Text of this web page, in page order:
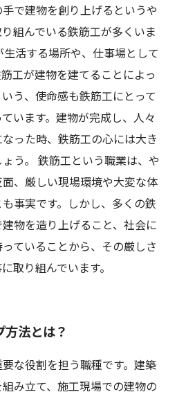
で建物を創り上げるというや
組んでいる鉄筋工が多くいま
活する場所や、仕事場として
工が建物を建てることによっ
う、使命感も鉄筋工にとって
います。建物が完成し、人々
った時、鉄筋工の心には大き
う。 鉄筋工という職業は、や
、厳しい現場環境や大変な体
事実です。しかし、多くの鉄
物を造り上げること、社会に
ていることから、その厳しさ
取り組んでいます。
法とは？
な役割を担う職種です。建築
み立て、施工現場での建物の